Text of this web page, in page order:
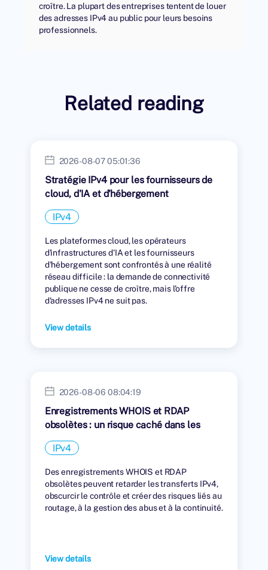
croître. La plupart des entreprises tentent de louer
des adresses IPv4 au public pour leurs besoins
professionnels.
Related reading
2026-08-07 05:01:36
Stratégie IPv4 pour les fournisseurs de
cloud, d'IA et d'hébergement
IPv4
Les plateformes cloud, les opérateurs
d'infrastructures d'IA et les fournisseurs
d'hébergement sont confrontés à une réalité
réseau difficile : la demande de connectivité
publique ne cesse de croître, mais l'offre
d'adresses IPv4 ne suit pas.
View details
2026-08-06 08:04:19
Enregistrements WHOIS et RDAP
obsolètes : un risque caché dans les
transferts IPv4
IPv4
Des enregistrements WHOIS et RDAP
obsolètes peuvent retarder les transferts IPv4,
obscurcir le contrôle et créer des risques liés au
routage, à la gestion des abus et à la continuité.
View details